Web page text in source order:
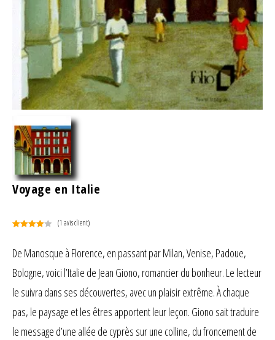
Voyage en Italie
basé
sur
notation
client
(1 avis client)
De Manosque à Florence, en passant par Milan, Venise, Padoue,
Bologne, voici l’Italie de Jean Giono, romancier du bonheur. Le lecteur
le suivra dans ses découvertes, avec un plaisir extrême. À chaque
pas, le paysage et les êtres apportent leur leçon. Giono sait traduire
le message d’une allée de cyprès sur une colline, du froncement de